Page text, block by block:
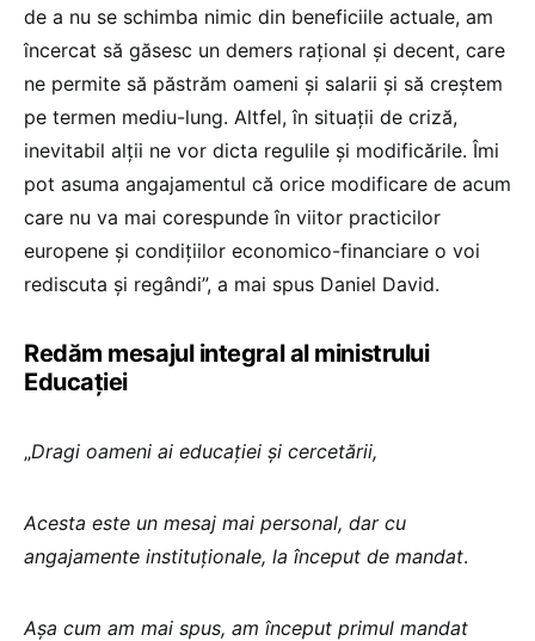
de a nu se schimba nimic din beneficiile actuale, am
încercat să găsesc un demers rațional și decent, care
ne permite să păstrăm oameni și salarii și să creștem
pe termen mediu-lung. Altfel, în situații de criză,
inevitabil alții ne vor dicta regulile și modificările. Îmi
pot asuma angajamentul că orice modificare de acum
care nu va mai corespunde în viitor practicilor
europene și condițiilor economico-financiare o voi
rediscuta și regândi”, a mai spus Daniel David.
Redăm mesajul integral al ministrului
Educației
„Dragi oameni ai educației și cercetării,
Acesta este un mesaj mai personal, dar cu
angajamente instituționale, la început de mandat.
Așa cum am mai spus, am început primul mandat